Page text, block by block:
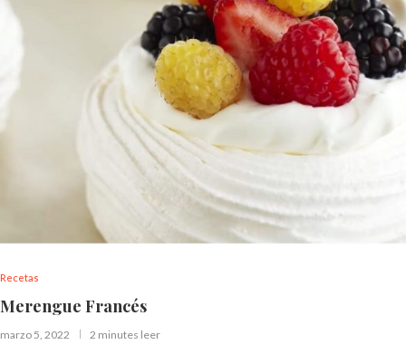
Recetas
Merengue Francés
marzo 5, 2022 2 minutes leer